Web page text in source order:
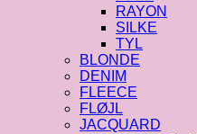
RAYON
SILKE
TYL
BLONDE
DENIM
FLEECE
FLØJL
JACQUARD